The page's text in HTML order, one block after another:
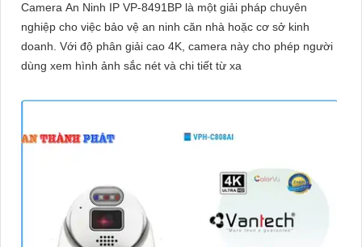
Camera An Ninh IP VP-8491BP là một giải pháp chuyên
nghiệp cho việc bảo vệ an ninh căn nhà hoặc cơ sở kinh
doanh. Với độ phân giải cao 4K, camera này cho phép người
dùng xem hình ảnh sắc nét và chi tiết từ xa